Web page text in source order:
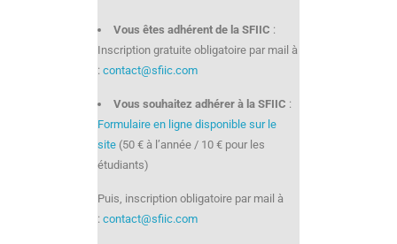
Vous êtes adhérent de la SFIIC :
Inscription gratuite obligatoire par mail à
: contact@sfiic.com
Vous souhaitez adhérer à la SFIIC :
Formulaire en ligne disponible sur le
site (50 € à l’année / 10 € pour les
étudiants)
Puis, inscription obligatoire par mail à
: contact@sfiic.com